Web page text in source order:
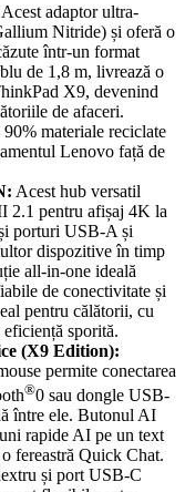
Acest adaptor ultra-
Nitride) și oferă o
într-un format
de 1,8 m, livrează o
X9, devenind
de afaceri.
materiale reciclate
Lenovo față de
Acest hub versatil
2.1 pentru afișaj 4K la
porturi USB-A și
dispozitive în timp
all-in-one ideală
de conectivitate și
pentru călătorii, cu
sporită.
(X9 Edition):
permite conectarea
®0 sau dongle USB-
între ele. Butonul AI
rapide AI pe un text
fereastră Quick Chat.
și port USB-C